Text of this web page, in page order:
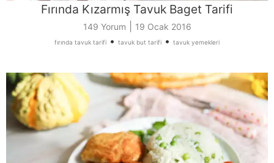
Fırında Kızarmış Tavuk Baget Tarifi
149 Yorum 19 Ocak 2016
fırında tavuk tarifi • tavuk but tarifi • tavuk yemekleri